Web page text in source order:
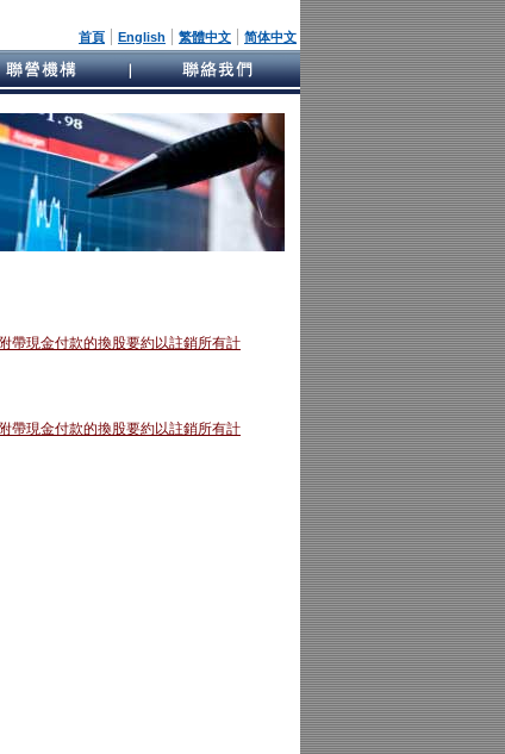
首頁 | English | 繁體中文 | 简体中文
帶現金付款的換股要約以註銷所有計
帶現金付款的換股要約以註銷所有計